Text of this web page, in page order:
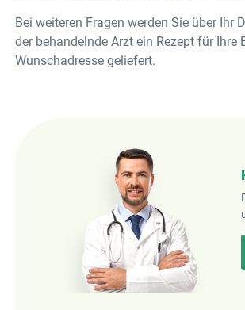
Bei weiteren Fragen werden Sie über
der behandelnde Arzt ein Rezept für
Wunschadresse geliefert.